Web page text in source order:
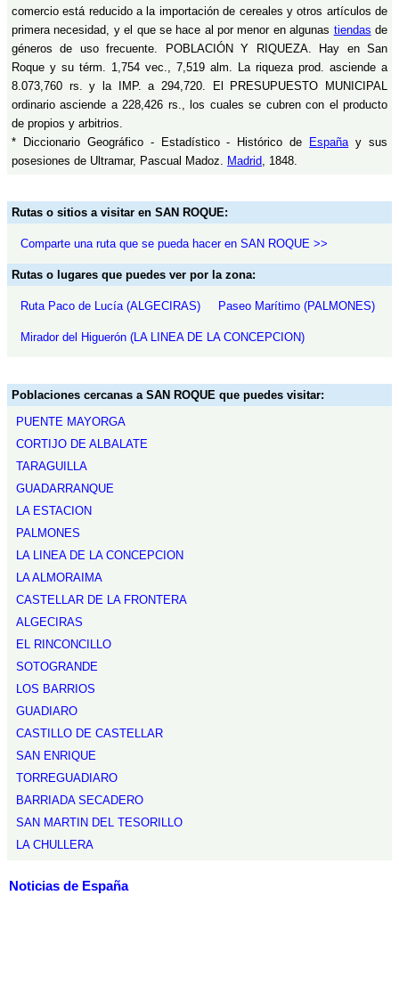
comercio está reducido a la importación de cereales y otros artículos de
primera necesidad, y el que se hace al por menor en algunas tiendas de
géneros de uso frecuente. POBLACIÓN Y RIQUEZA. Hay en San
Roque y su térm. 1,754 vec., 7,519 alm. La riqueza prod. asciende a
8.073,760 rs. y la IMP. a 294,720. El PRESUPUESTO MUNICIPAL
ordinario asciende a 228,426 rs., los cuales se cubren con el producto
de propios y arbitrios.
* Diccionario Geográfico - Estadístico - Histórico de
España y sus
posesiones de Ultramar, Pascual Madoz.
Madrid , 1848.
Rutas o sitios a visitar en SAN ROQUE:
Comparte una ruta que se pueda hacer en SAN ROQUE >>
Rutas o lugares que puedes ver por la zona:
Ruta Paco de Lucía (ALGECIRAS) Paseo Marítimo (PALMONES)
Mirador del Higuerón (LA LINEA DE LA CONCEPCION)
Poblaciones cercanas a SAN ROQUE que puedes visitar:
PUENTE MAYORGA
CORTIJO DE ALBALATE
TARAGUILLA
GUADARRANQUE
LA ESTACION
PALMONES
LA LINEA DE LA CONCEPCION
LA ALMORAIMA
CASTELLAR DE LA FRONTERA
ALGECIRAS
EL RINCONCILLO
SOTOGRANDE
LOS BARRIOS
GUADIARO
CASTILLO DE CASTELLAR
SAN ENRIQUE
TORREGUADIARO
BARRIADA SECADERO
SAN MARTIN DEL TESORILLO
LA CHULLERA
Noticias de España